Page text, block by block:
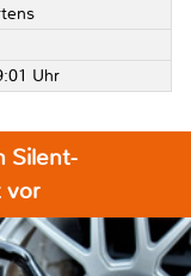
Uhr
Silent-
vor